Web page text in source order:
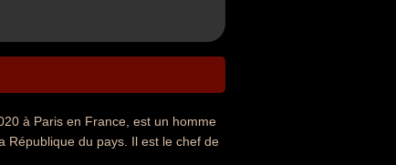
à Paris en France, est un homme
République du pays. Il est le chef de